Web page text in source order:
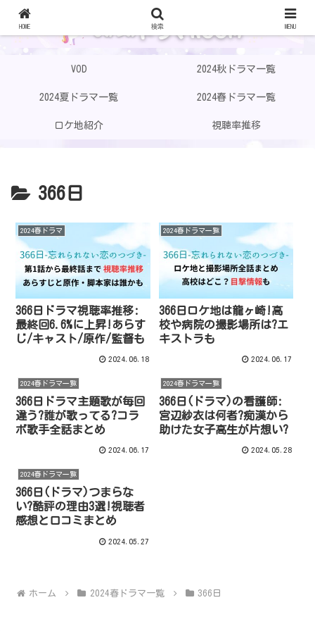
VOD 2024秋ドラマ一覧
2024夏ドラマ一覧 2024春ドラマ一覧
ロケ地紹介 視聴率推移
366日
2024春ドラマ
366日ドラマ視聴率推移:
最終回6.6%に上昇!あらす
じ/キャスト/原作/監督も
2024.06.18
2024春ドラマ一覧
366日ロケ地は龍ヶ崎!高
校や病院の撮影場所は?エ
キストラも
2024.06.17
2024春ドラマ一覧
366日ドラマ主題歌が毎回
違う?誰が歌ってる?コラ
ボ歌手全話まとめ
2024.06.17
2024春ドラマ一覧
366日(ドラマ)の看護師:
宮辺紗衣は何者?痴漢から
助けた女子高生が片想い?
2024.05.28
2024春ドラマ一覧
366日(ドラマ)つまらな
い?酷評の理由3選!視聴者
感想と口コミまとめ
2024.05.27
ホーム 2024春ドラマ一覧 366日
HOME 検索 MENU